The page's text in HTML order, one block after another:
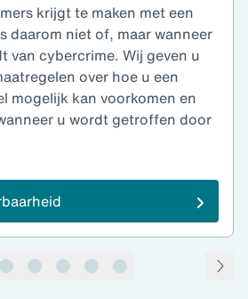
krijgt te maken met een
daarom niet of, maar wanneer
van cybercrime. Wij geven u
over hoe u een
mogelijk kan voorkomen en
u wordt getroffen door